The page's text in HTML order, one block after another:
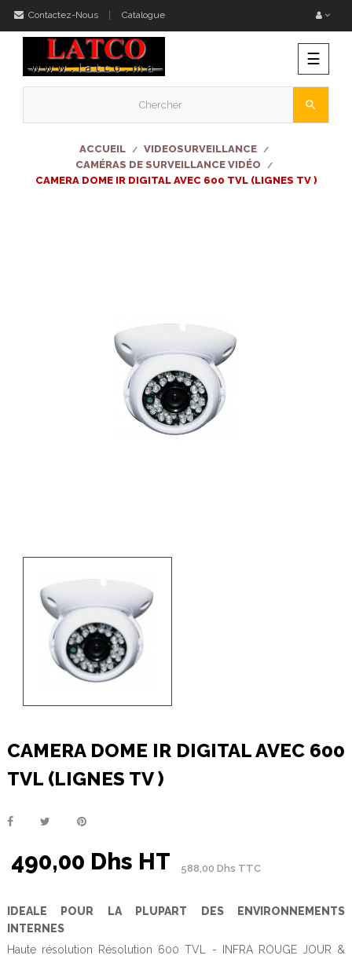
Contactez-Nous Catalogue
la
☰
search
ACCUEIL
VIDEOSURVEILLANCE
CAMÉRAS DE SURVEILLANCE VIDÉO
CAMERA DOME IR DIGITAL AVEC 600 TVL (LIGNES TV )
CAMERA DOME IR DIGITAL AVEC 600
TVL (LIGNES TV )
490,00 Dhs HT 588,00 Dhs TTC
IDEALE POUR LA PLUPART DES ENVIRONNEMENTS
INTERNES
Haute résolution Résolution 600 TVL - INFRA ROUGE JOUR &